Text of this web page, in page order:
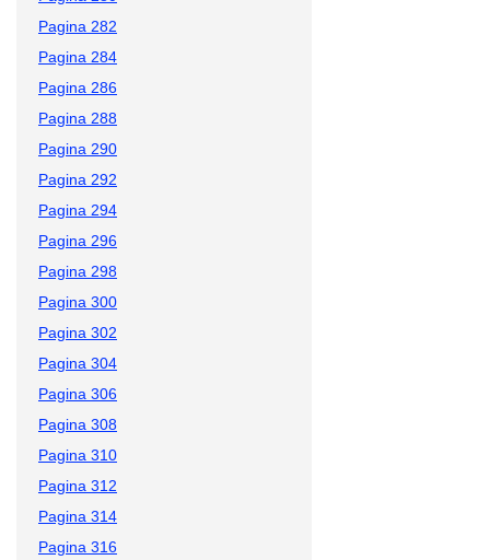
Pagina 282
Pagina 284
Pagina 286
Pagina 288
Pagina 290
Pagina 292
Pagina 294
Pagina 296
Pagina 298
Pagina 300
Pagina 302
Pagina 304
Pagina 306
Pagina 308
Pagina 310
Pagina 312
Pagina 314
Pagina 316